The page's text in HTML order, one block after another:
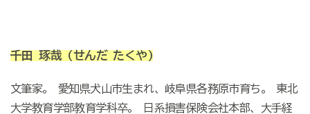
千田 琢哉(せんだ たくや)
文筆家。 愛知県犬山市生まれ、岐阜県各務原市育ち。 東北
大学教育学部教育学科卒。 日系損害保険会社本部、大手経